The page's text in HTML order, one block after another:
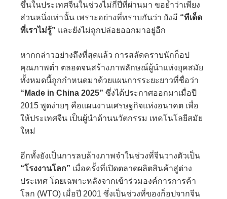
ขึ้นในประเทศจีนในช่วงไม่กี่ปีที่ผ่านมา ขอย้ำว่าเพียง
ส่วนหนึ่งเท่านั้น เพราะอย่างที่ทราบกันว่า ยังมี “ทีเด็ด
ที่เราไม่รู้” และยังไม่ถูกปล่อยออกมาอยู่อีก
หากกล่าวอย่างถึงที่สุดแล้ว การสลัดคราบนักก็อป
คุณภาพต่ำ ตลอดจนสร้างภาพลักษณ์ผู้นำแห่งยุคสมัย
ทั้งหมดนี้ถูกกำหนดมาด้วยแผนการระยะยาวที่ชื่อว่า
“Made in China 2025” ซึ่งได้ประกาศออกมาเมื่อปี
2015 พูดง่ายๆ คือแผนงานเศรษฐกิจแห่งอนาคต เพื่อ
ให้ประเทศจีน เป็นผู้นำด้านนวัตกรรม เทคโนโลยีสมัย
ใหม่
อีกทั้งยังเป็นการลบล้างภาพจำในช่วงที่จีนวางตัวเป็น
“โรงงานโลก” เมื่อครั้งที่เปิดตลาดผลิตสินค้าสู่ต่าง
ประเทศ โดยเฉพาะหลังจากเข้าร่วมองค์การการค้า
โลก (WTO) เมื่อปี 2001 ซึ่งเป็นช่วงที่ของก็อปจากจีน